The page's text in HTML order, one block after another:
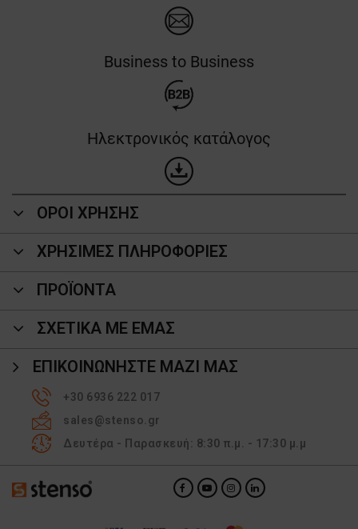
Business to Business
Ηλεκτρονικός κατάλογος
ΟΡΟΙ ΧΡΗΣΗΣ
ΧΡΗΣΙΜΕΣ ΠΛΗΡΟΦΟΡΙΕΣ
ΠΡΟΪΌΝΤΑ
ΣΧΕΤΙΚΑ ΜΕ ΕΜΑΣ
ΕΠΙΚΟΙΝΩΝΉΣΤΕ ΜΑΖΊ ΜΑΣ
+30 6936 222 017
sales@stenso.gr
Δευτέρα - Παρασκευή: 8:30 π.μ. - 17:30 μ.μ